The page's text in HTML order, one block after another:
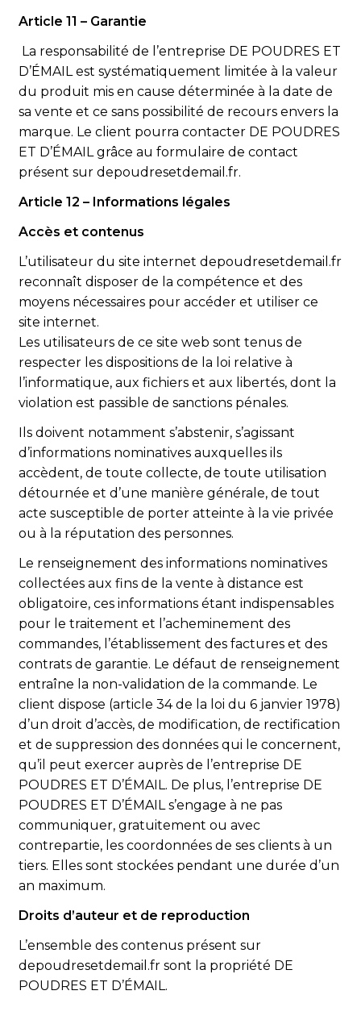
Article 11 – Garantie
La responsabilité de l’entreprise DE POUDRES ET
D’ÉMAIL est systématiquement limitée à la valeur
du produit mis en cause déterminée à la date de
sa vente et ce sans possibilité de recours envers la
marque. Le client pourra contacter DE POUDRES
ET D’ÉMAIL grâce au formulaire de contact
présent sur depoudresetdemail.fr.
Article 12 – Informations légales
Accès et contenus
L’utilisateur du site internet depoudresetdemail.fr
reconnaît disposer de la compétence et des
moyens nécessaires pour accéder et utiliser ce
site internet.
Les utilisateurs de ce site web sont tenus de
respecter les dispositions de la loi relative à
l’informatique, aux fichiers et aux libertés, dont la
violation est passible de sanctions pénales.
Ils doivent notamment s’abstenir, s’agissant
d’informations nominatives auxquelles ils
accèdent, de toute collecte, de toute utilisation
détournée et d’une manière générale, de tout
acte susceptible de porter atteinte à la vie privée
ou à la réputation des personnes.
Le renseignement des informations nominatives
collectées aux fins de la vente à distance est
obligatoire, ces informations étant indispensables
pour le traitement et l’acheminement des
commandes, l’établissement des factures et des
contrats de garantie. Le défaut de renseignement
entraîne la non-validation de la commande. Le
client dispose (article 34 de la loi du 6 janvier 1978)
d’un droit d’accès, de modification, de rectification
et de suppression des données qui le concernent,
qu’il peut exercer auprès de l’entreprise DE
POUDRES ET D’ÉMAIL. De plus, l’entreprise DE
POUDRES ET D’ÉMAIL s’engage à ne pas
communiquer, gratuitement ou avec
contrepartie, les coordonnées de ses clients à un
tiers. Elles sont stockées pendant une durée d’un
an maximum.
Droits d’auteur et de reproduction
L’ensemble des contenus présent sur
depoudresetdemail.fr sont la propriété DE
POUDRES ET D’ÉMAIL.